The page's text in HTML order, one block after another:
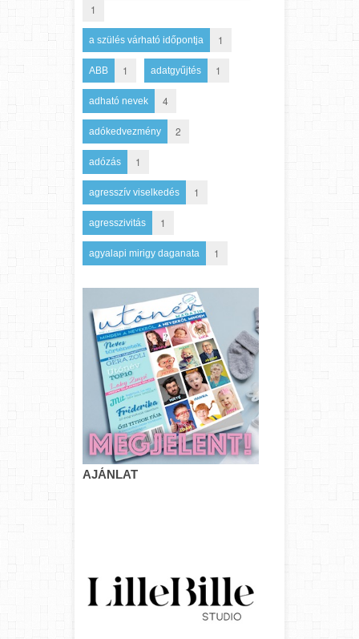
1
a szülés várható időpontja 1
ABB 1 adatgyűjtés 1
adható nevek 4
adókedvezmény 2
adózás 1
agresszív viselkedés 1
agresszivitás 1
agyalapi mirigy daganata 1
AJÁNLAT